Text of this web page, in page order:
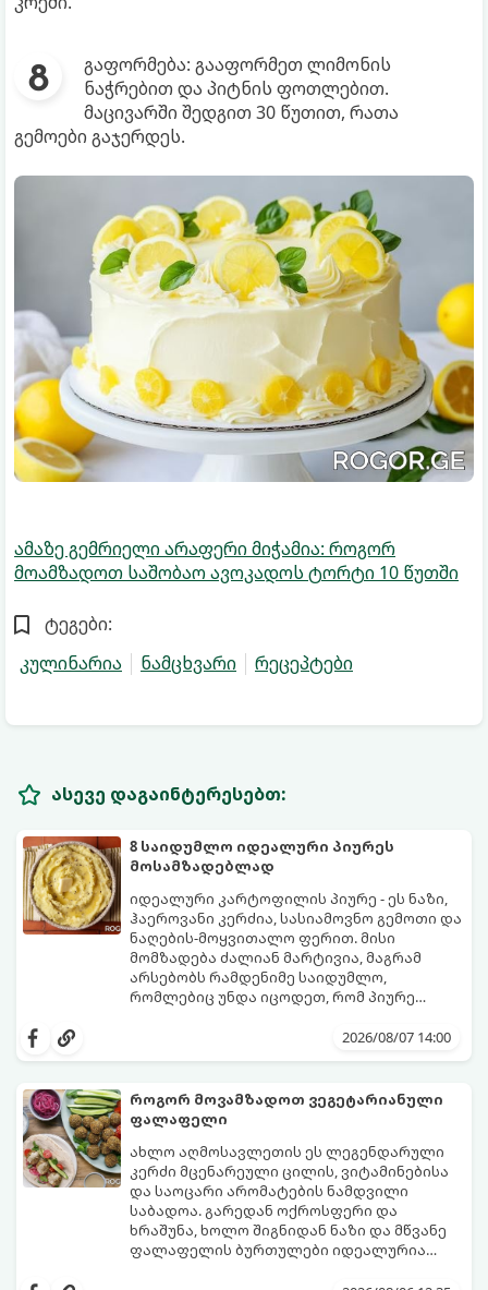
გაფორმება: გააფორმეთ ლიმონის
ნაჭრებით და პიტნის ფოთლებით.
მაცივარში შედგით 30 წუთით, რათა
გემოები გაჯერდეს.
ამაზე გემრიელი არაფერი მიჭამია: როგორ
მოამზადოთ საშობაო ავოკადოს ტორტი 10 წუთში
ტეგები:
კულინარია
ნამცხვარი რეცეპტები
ასევე დაგაინტერესებთ:
8 საიდუმლო იდეალური პიურეს
მოსამზადებლად
იდეალური კარტოფილის პიურე - ეს ნაზი,
ჰაეროვანი კერძია, სასიამოვნო გემოთი და
ნაღების-მოყვითალო ფერით. მისი
მომზადება ძალიან მარტივია, მაგრამ
არსებობს რამდენიმე საიდუმლო,
რომლებიც უნდა იცოდეთ, რომ პიურე
2026/08/07 14:00
როგორ მოვამზადოთ ვეგეტარიანული
ფალაფელი
ახლო აღმოსავლეთის ეს ლეგენდარული
კერძი მცენარეული ცილის, ვიტამინებისა
და საოცარი არომატების ნამდვილი
საბადოა. გარედან ოქროსფერი და
ხრაშუნა, ხოლო შიგნიდან ნაზი და მწვანე
ფალაფელის ბურთულები იდეალურია